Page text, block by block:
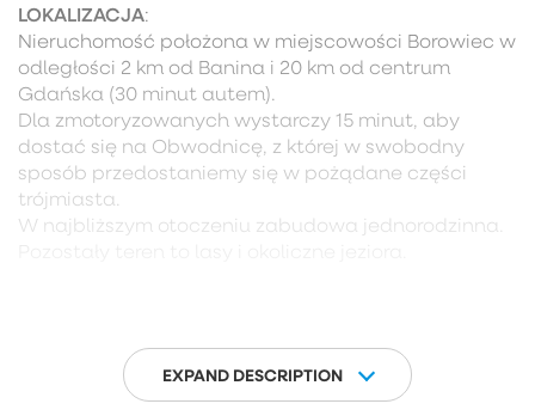
LOKALIZACJA:
Nieruchomość położona w miejscowości Borowiec w
odległości 2 km od Banina i 20 km od centrum
Gdańska (30 minut autem).
Dla zmotoryzowanych wystarczy 15 minut, aby
dostać się na Obwodnicę, z której w swobodny
sposób przedostaniemy się w pożądane części
trójmiasta.
W najbliższym otoczeniu zabudowa jednorodzinna.
lub koza na drewno,
– światłowód, kanalizacja,
– miejsce parkingowe naziemne,
EXPAND DESCRIPTION